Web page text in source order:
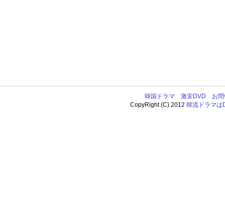
韓国ドラマ 激安DVD
お
CopyRight (C) 2012韓流ドラマは